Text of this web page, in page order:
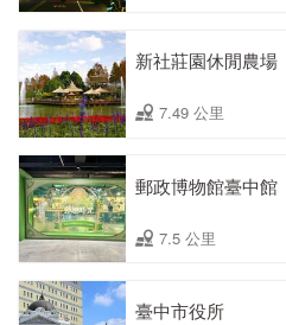
新社莊園休閒農場
7.49 公里
郵政博物館臺中館
7.5 公里
臺中市役所